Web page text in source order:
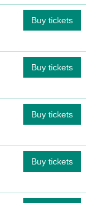
Buy tickets
Buy tickets
Buy tickets
Buy tickets